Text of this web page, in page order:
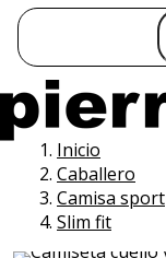
Inicio
Caballero
Camisa sport
Slim fit